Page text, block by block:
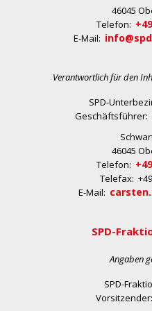
46045
Telefon:
E-Mail:
Verantwortlich für den
SPD-
Geschäftsführer:
46045
Telefon:
Telefax:
E-Mail:
SPD-
Angaben
SPD-
Vorsitzender: